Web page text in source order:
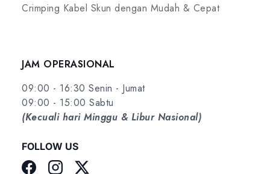
Crimping Kabel Skun dengan Mudah & Cepat
JAM OPERASIONAL
09:00 - 16:30 Senin - Jumat
09:00 - 15:00 Sabtu
(Kecuali hari Minggu & Libur Nasional)
FOLLOW US